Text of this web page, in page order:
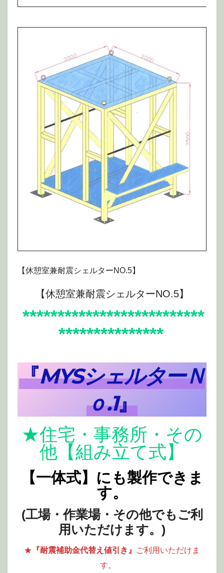
【休憩室兼耐震シェルターNO.5】
【休憩室兼耐震シェルターNO.5】
**************************
***************
『MYSシェルターＮ
ｏ.1』
★住宅・事務所・その
他【組み立て式】
【一体式】にも製作できま
す。
(工場・作業場・その他でもご利
用いただけます。)
★ 『耐震補助金代替え値引き』
ご利用いただけま
す。